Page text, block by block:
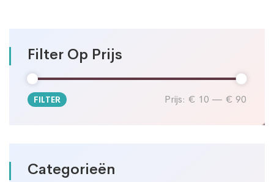
Filter Op Prijs
Min.
Max.
FILTER Prijs: € 10 — € 90
Categorieën